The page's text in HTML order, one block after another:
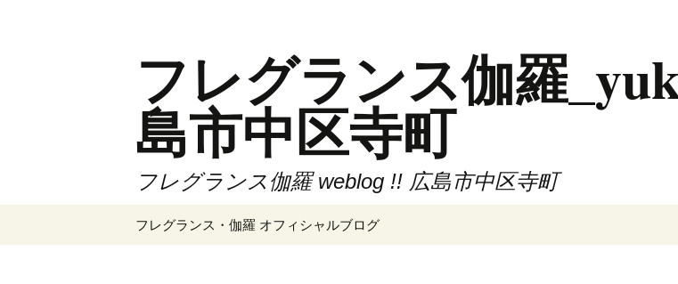
プ
フレグランス伽羅
島市中区寺町
フレグランス伽羅 weblog !! 広島市中区寺町
フレグランス・伽羅 オフィシャルブログ